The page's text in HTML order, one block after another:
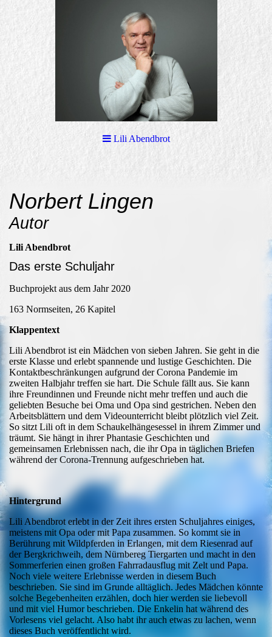
Lili Abendbrot
Norbert Lingen
Autor
Lili Abendbrot
Das erste Schuljahr
Buchprojekt aus dem Jahr 2020
163 Normseiten, 26 Kapitel
Klappentext
Lili Abendbrot ist ein Mädchen von sieben Jahren. Sie geht in die
erste Klasse und erlebt spannende und lustige Geschichten. Die
Kontaktbeschränkungen aufgrund der Corona Pandemie im
zweiten Halbjahr treffen sie hart. Die Schule fällt aus. Sie kann
ihre Freundinnen und Freunde nicht mehr treffen und auch die
geliebten Besuche bei Oma und Opa sind gestrichen. Neben den
Arbeitsblättern und dem Videounterricht bleibt plötzlich viel Zeit.
So sitzt Lili oft in dem Schaukelhängesessel in ihrem Zimmer und
träumt. Sie hängt in ihrer Phantasie Geschichten und
gemeinsamen Erlebnissen nach, die ihr Opa in täglichen Briefen
während der Corona-Trennung aufgeschrieben hat.
Hintergrund
Lili Abendbrot erlebt in der Zeit ihres ersten Schuljahres einiges,
meistens mit Opa oder mit Papa zusammen. So kommt sie in
Berührung mit Wildpferden in Erlangen, mit dem Riesenrad auf
der Bergkrichweih, dem Nürnbereg Tiergarten und macht in den
Sommerferien einen großen Fahrradausflug mit Zelt und Papa.
Noch viele weitere Erlebnisse werden in diesem Buch
beschrieben. Sie sind im Grunde alltäglich. Jedes Mädchen könnte
solche Begebenheiten erzählen, doch hier werden sie liebevoll
und mit viel Humor beschrieben. Die Enkelin hat während des
Vorlesens viel gelacht. Also habt ihr auch etwas zu lachen, wenn
dieses Buch veröffentlicht wird.